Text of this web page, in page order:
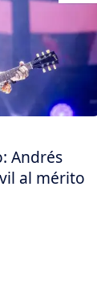
Andrés
al mérito